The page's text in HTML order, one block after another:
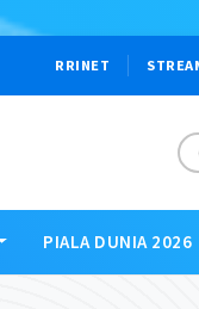
RRINET
PIALA DUNIA 2026